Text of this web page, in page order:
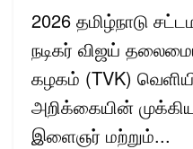
2026 தமிழ்நாடு
நடிகர் விஜய்
கழகம் (TVK)
அறிக்கையின்
இளைஞர் மற்றும்...